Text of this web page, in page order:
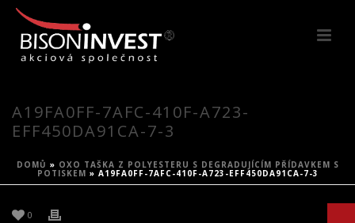
A19FA0FF-7AFC-410F-A723-
EFF450DA91CA-7-3
DOMŮ » OXO TAŠKA Z POLYESTERU S DEGRADUJÍCÍM PŘÍDAVKEM S
POTISKEM » A19FA0FF-7AFC-410F-A723-EFF450DA91CA-7-3
0